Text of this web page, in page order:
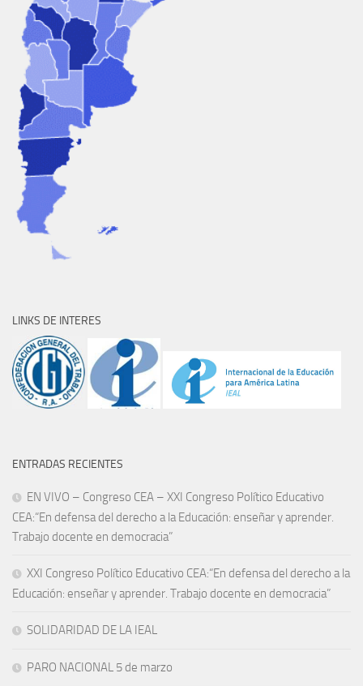
LINKS DE INTERES
ENTRADAS RECIENTES
EN VIVO – Congreso CEA – XXI Congreso Político Educativo
CEA:“En defensa del derecho a la Educación: enseñar y aprender.
Trabajo docente en democracia”
XXI Congreso Político Educativo CEA:“En defensa del derecho a la
Educación: enseñar y aprender. Trabajo docente en democracia”
SOLIDARIDAD DE LA IEAL
PARO NACIONAL 5 de marzo